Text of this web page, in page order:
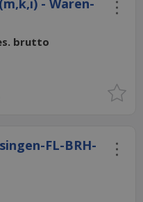
- Waren-
brutto
FL-BRH-